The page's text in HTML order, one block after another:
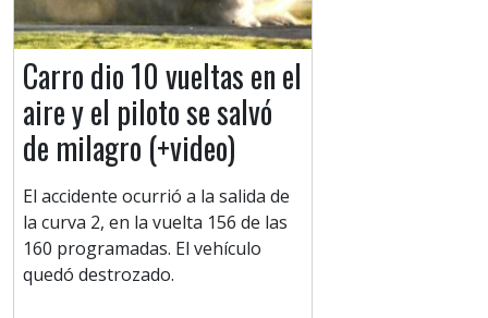
Carro dio 10 vueltas en el
aire y el piloto se salvó
de milagro (+video)
El accidente ocurrió a la salida de
la curva 2, en la vuelta 156 de las
160 programadas. El vehículo
quedó destrozado.